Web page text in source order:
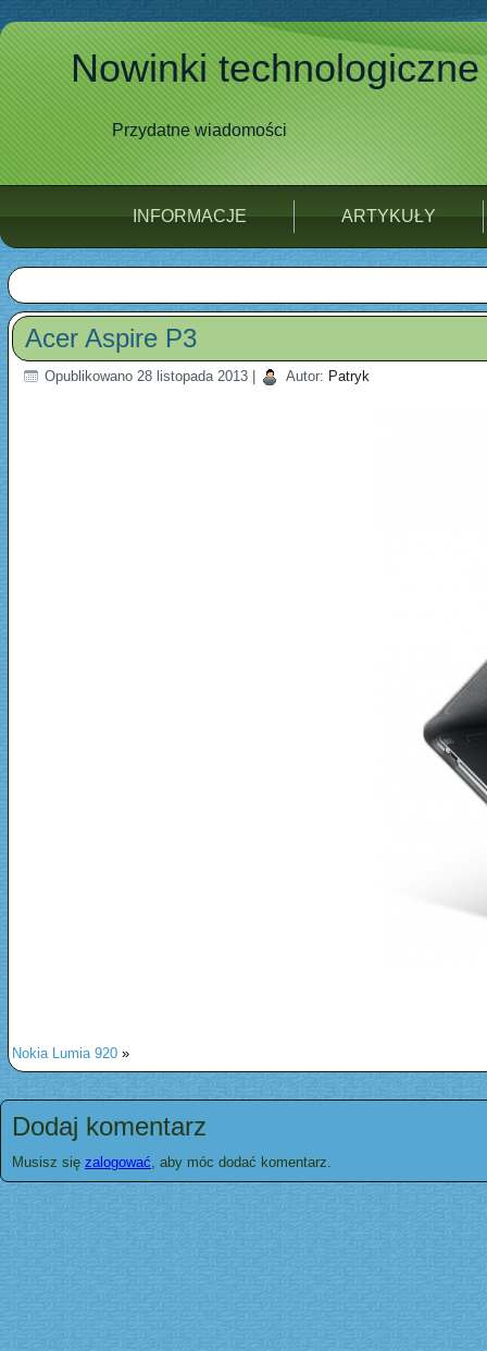
Nowinki technologiczne
Przydatne wiadomości
INFORMACJE ARTYKUŁY
Acer Aspire P3
Opublikowano 28 listopada 2013 Autor: Patryk
Nokia Lumia 920 »
Dodaj komentarz
Musisz się zalogować, aby móc dodać komentarz.